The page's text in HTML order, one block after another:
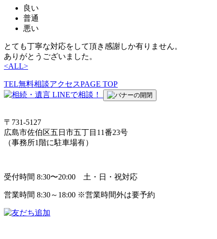
良い
普通
悪い
とても丁寧な対応をして頂き感謝しか有りません。
ありがとうございました。
<ALL>
TEL無料相談アクセスPAGE TOP
〒731-5127
広島市佐伯区五日市五丁目11番23号
（事務所1階に駐車場有）
受付時間 8:30〜20:00 土・日・祝対応
営業時間 8:30～18:00 ※営業時間外は要予約